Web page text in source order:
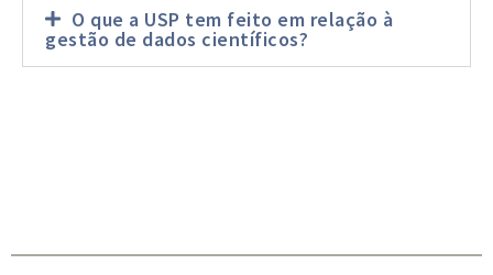
O que a USP tem feito em relação à
gestão de dados científicos?